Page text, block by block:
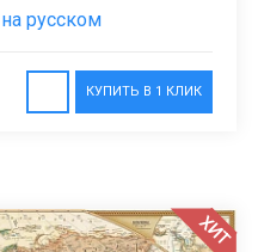
русском
КУПИТЬ В 1 КЛИК
ХИТ